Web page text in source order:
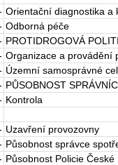
Orientační diagnostika a
Odborná péče
PROTIDROGOVÁ
Organizace a provádění
Územní samosprávné
PŮSOBNOST
Kontrola
Uzavření provozovny
Působnost správce
Působnost Policie